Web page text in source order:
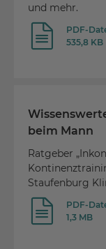
PDF-
535,8 KB
und mehr.
PDF-
1,3 MB
beim Mann
Ratgeber
Staufenburg